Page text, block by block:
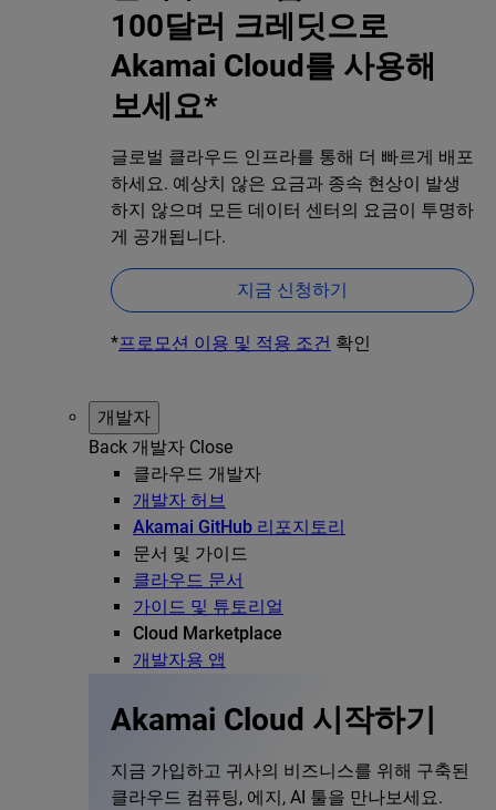
100달러 크레딧으로
Akamai Cloud를 사용해
보세요*
글로벌 클라우드 인프라를 통해 더 빠르게 배포
하세요. 예상치 않은 요금과 종속 현상이 발생
하지 않으며 모든 데이터 센터의 요금이 투명하
게 공개됩니다.
지금 신청하기
*프로모션 이용 및 적용 조건 확인
개발자
Back 개발자 Close
클라우드 개발자
개발자 허브
Akamai GitHub 리포지토리
문서 및 가이드
클라우드 문서
가이드 및 튜토리얼
Cloud Marketplace
개발자용 앱
Akamai Cloud 시작하기
지금 가입하고 귀사의 비즈니스를 위해 구축된
클라우드 컴퓨팅, 에지, AI 툴을 만나보세요.